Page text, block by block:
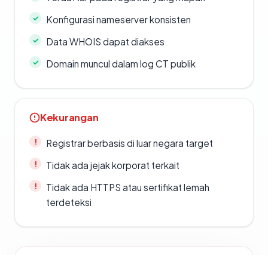
Konfigurasi nameserver konsisten
Data WHOIS dapat diakses
Domain muncul dalam log CT publik
Kekurangan
Registrar berbasis di luar negara target
Tidak ada jejak korporat terkait
Tidak ada HTTPS atau sertifikat lemah
terdeteksi